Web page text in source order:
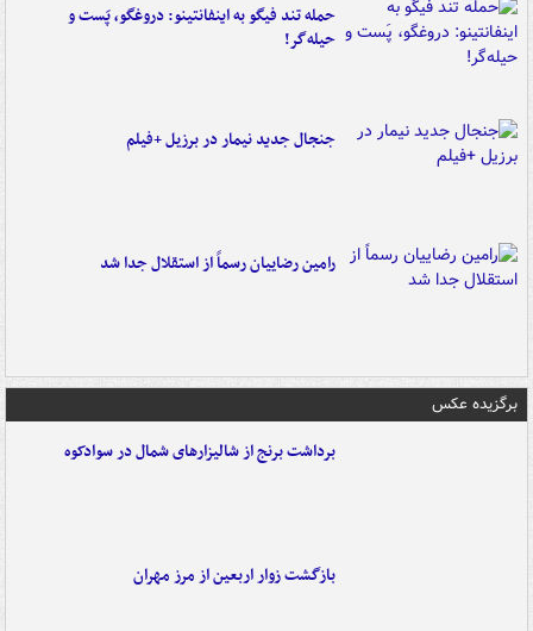
حمله تند فیگو به اینفانتینو: دروغگو، پَست‌ و
حیله‌گر!
جنجال جدید نیمار در برزیل +فیلم
رامین رضاییان رسماً از استقلال جدا شد
برگزیده عکس
برداشت برنج از شالیزارهای شمال در سوادکوه
بازگشت زوار اربعین از مرز مهران